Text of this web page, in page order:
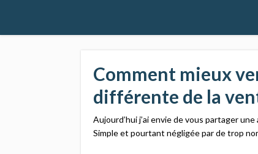
Comment mieux
différente de la
Aujourd’hui j’ai envie de vous partager
Simple et pourtant négligée par de trop